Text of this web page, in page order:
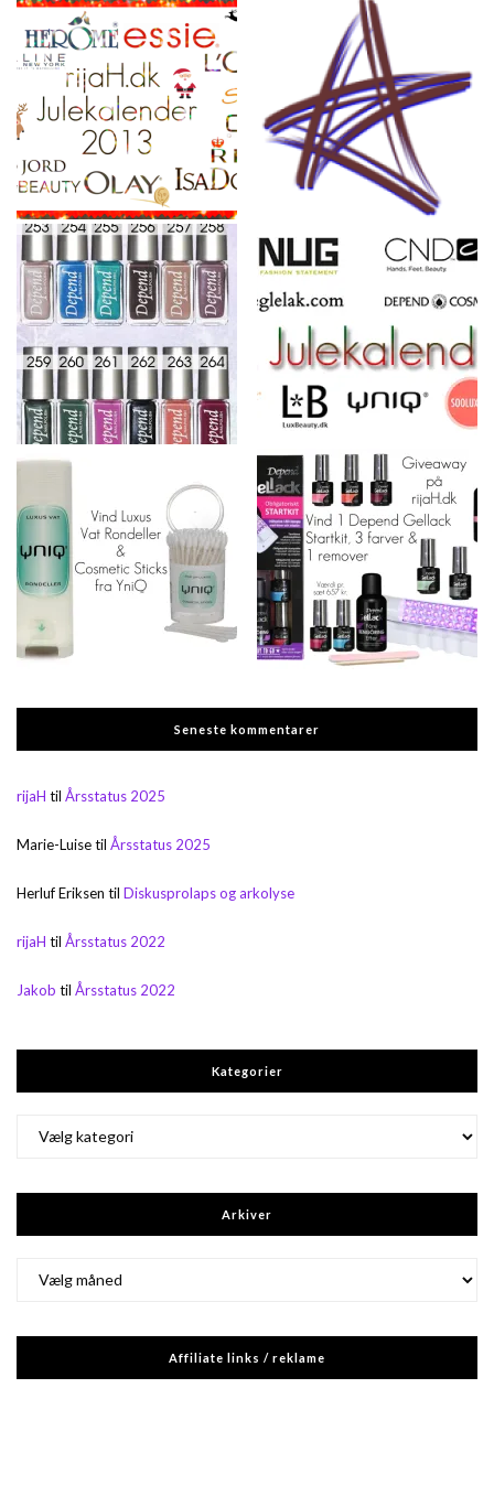
Seneste kommentarer
rijaH til Årsstatus 2025
Marie-Luisetil Årsstatus 2025
Herluf Eriksen til Diskusprolaps og arkolyse
rijaH til Årsstatus 2022
Jakob til Årsstatus 2022
Kategorier
Arkiver
Affiliate links / reklame